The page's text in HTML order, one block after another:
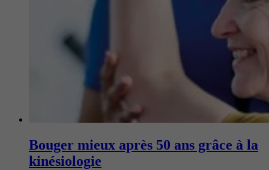
Bouger mieux après 50 ans grâce à la
kinésiologie